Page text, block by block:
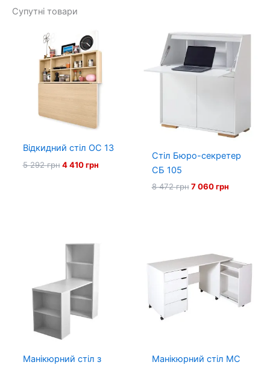
Супутні товари
Відкидний стіл ОС 13
5 292грн Оригінальна
4 410грнПоточна
Стіл Бюро-секретер
СБ 105
8 472грн Оригінальна
7 060грнПоточна
Манікюрний стіл з
Манікюрний стіл МС